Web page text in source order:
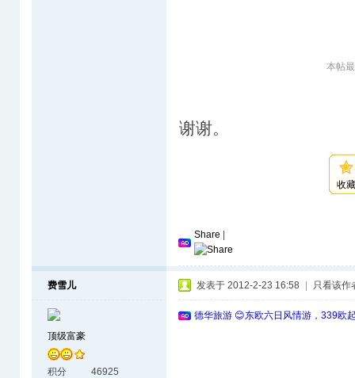
本帖
谢谢。
收
Share
费雪儿
顶级富豪
积分
46925
发表于 2012-2-23 16:58 只看该作
德华旅游 😊东欧六日风情游，339欧